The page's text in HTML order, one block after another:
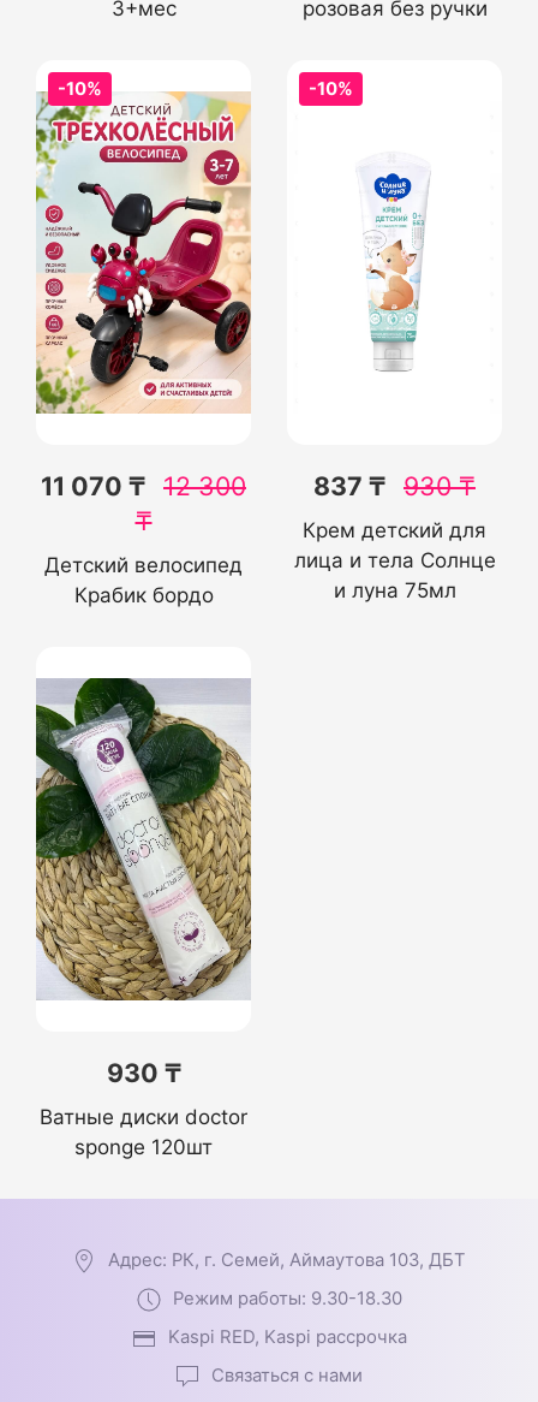
3+мес
розовая без ручки
-10%
11 070 ₸ 12 300
₸
Детский велосипед
Крабик бордо
-10%
837 ₸ 930₸
Крем детский для
лица и тела Солнце
и луна 75мл
930 ₸
Ватные диски doctor
sponge 120шт
Адрес: РК, г. Семей, Аймаутова 103, ДБТ
Режим работы: 9.30-18.30
Kaspi RED, Kaspi рассрочка
Связаться с нами